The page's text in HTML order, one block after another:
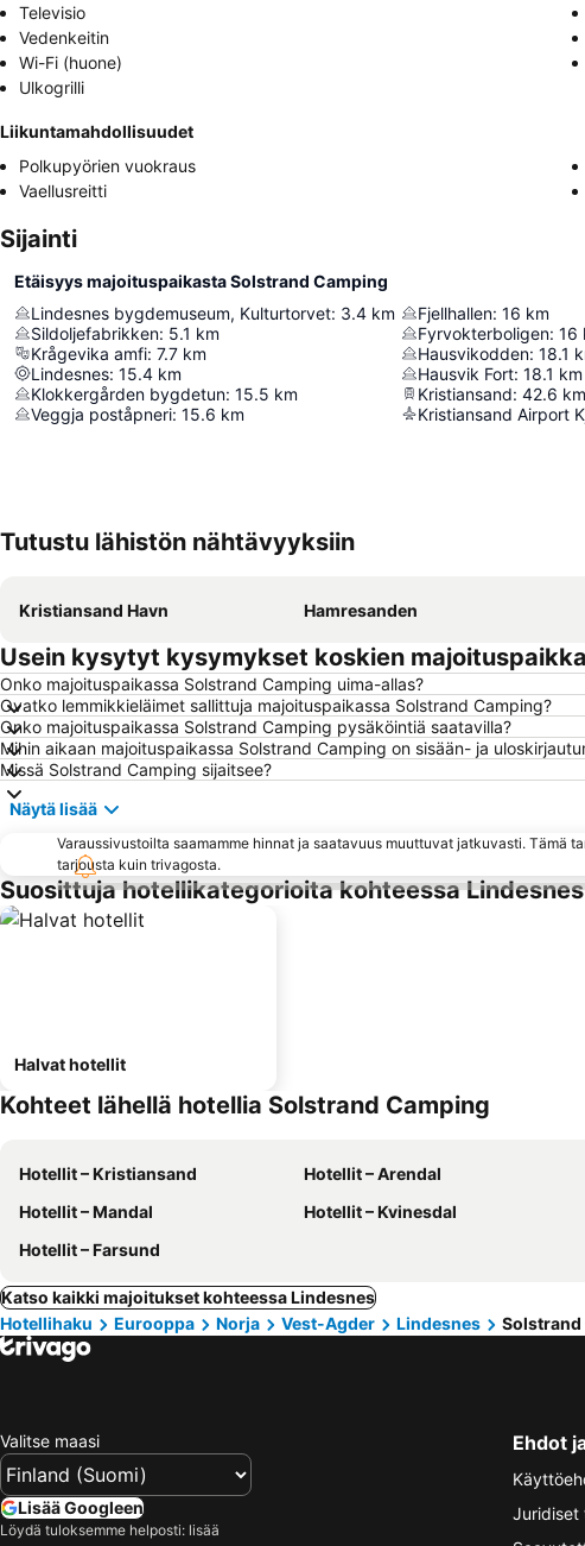
Televisio
Vedenkeitin
Wi-Fi (huone)
Ulkogrilli
Liikuntamahdollisuudet
Polkupyörien vuokraus
Vaellusreitti
Sijainti
Etäisyys majoituspaikasta Solstrand Camping
Lindesnes bygdemuseum, Kulturtorvet: 3.4 km
Sildoljefabrikken: 5.1 km
Krågevika amfi: 7.7 km
Lindesnes: 15.4 km
Klokkergården bygdetun: 15.5 km
Veggja poståpneri: 15.6 km
Fjellhallen: 16 km
Fyrvokterboligen: 16
Hausvikodden: 18.1
Hausvik Fort: 18.1 km
Kristiansand: 42.6 km
Kristiansand Airport
Tutustu lähistön nähtävyyksiin
Kristiansand Havn Hamresanden
Usein kysytyt kysymykset koskien
Onko majoituspaikassa Solstrand Camping uima-allas?
Ovatko lemmikkieläimet sallittuja majoituspaikassa Solstrand Camping?
Onko majoituspaikassa Solstrand Camping pysäköintiä saatavilla?
Mihin aikaan majoituspaikassa Solstrand Camping on sisään- ja
Missä Solstrand Camping sijaitsee?
Näytä lisää
Varaussivustoilta saamamme hinnat ja saatavuus muuttuvat jatkuvasti. Tämä
tarjousta kuin trivagosta.
Suosittuja hotellikategorioita kohteessa Lindesnes
Halvat hotellit
Kohteet lähellä hotellia Solstrand Camping
Hotellit – Kristiansand Hotellit – Arendal
Hotellit – Mandal
Hotellit – Kvinesdal
Hotellit – Farsund
Katso kaikki majoitukset kohteessa Lindesnes
Hotellihaku
Eurooppa Norja Vest-Agder Lindesnes Solstrand
Valitse maasi
Lisää Googleen
Löydä tuloksemme helposti: lisää
Ehdot
Juridiset